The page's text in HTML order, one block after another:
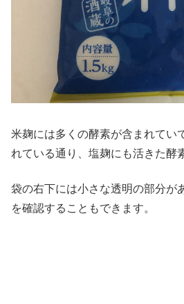
米麹には多くの酵素が含まれてい
れている通り、塩麹にも活きた酵
袋の右下には小さな透明の部分が
を確認することもできます。